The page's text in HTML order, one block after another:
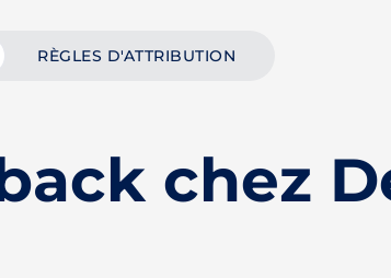
RÈGLES D'ATTRIBUTION
chez